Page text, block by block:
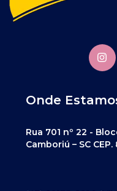
Onde
Rua 701 nº 22 -
Camboriú – SC